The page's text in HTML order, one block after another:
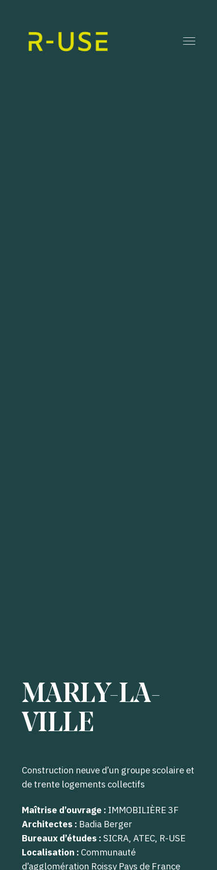
MARLY-LA-
VILLE
Construction neuve d’un groupe scolaire et
de trente logements collectifs
Maîtrise d’ouvrage : IMMOBILIÈRE 3F
Architectes : Badia Berger
Bureaux d’études : SICRA, ATEC, R-USE
Localisation : Communauté
d’agglomération Roissy Pays de France